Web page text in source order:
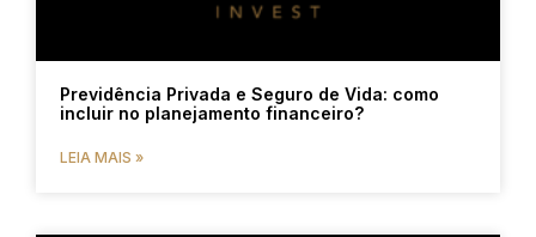
Previdência Privada e Seguro de Vida: como
incluir no planejamento financeiro?
LEIA MAIS »